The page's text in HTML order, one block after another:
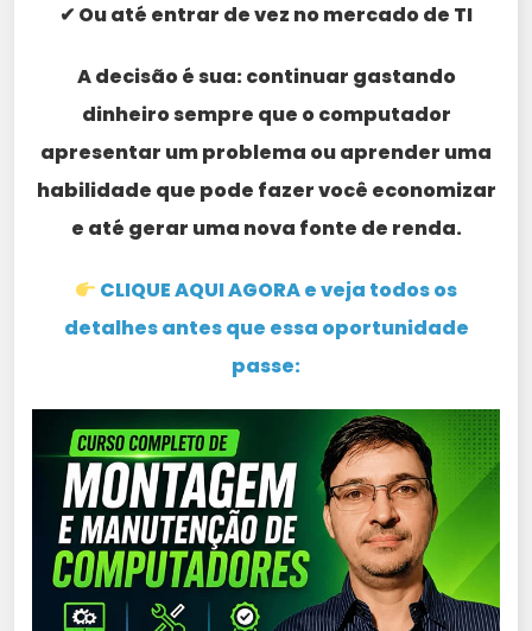
✔ Ou até entrar de vez no mercado de TI
A decisão é sua: continuar gastando
dinheiro sempre que o computador
apresentar um problema ou aprender uma
habilidade que pode fazer você economizar
e até gerar uma nova fonte de renda.
CLIQUE AQUI AGORA e veja todos os
detalhes antes que essa oportunidade
passe: